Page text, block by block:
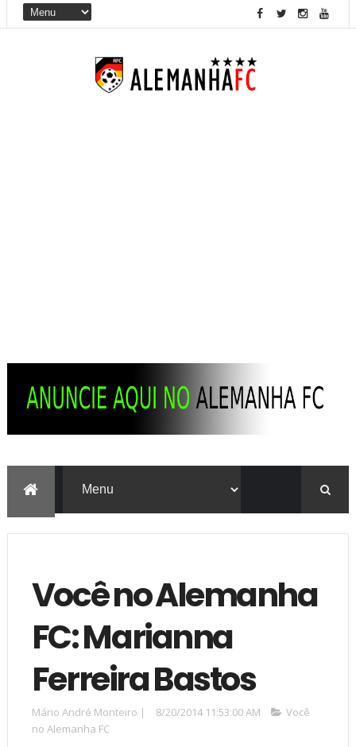
Você no Alemanha
FC: Marianna
Ferreira Bastos
Mário André Monteiro | 8/20/2014 11:53:00 AM
Você
no Alemanha FC